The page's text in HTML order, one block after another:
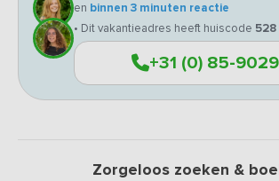
en binnen 3 minuten reactie
• Dit vakantieadres heeft huiscode 528
+31 (0) 85-
Zorgeloos zoeken &